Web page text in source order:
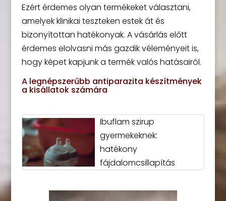
Ezért érdemes olyan termékeket választani,
amelyek klinikai teszteken estek át és
bizonyítottan hatékonyak. A vásárlás előtt
érdemes elolvasni más gazdik véleményeit is,
hogy képet kapjunk a termék valós hatásairól.
A legnépszerűbb antiparazita készítmények
a kisállatok számára
Ibuflam szirup
gyermekeknek:
hatékony
fájdalomcsillapítás